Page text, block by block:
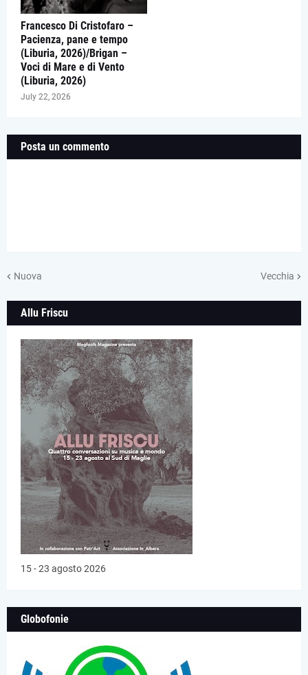
Francesco Di Cristofaro –
Pacienza, pane e tempo
(Liburia, 2026)/Brigan –
Voci di Mare e di Vento
(Liburia, 2026)
July 22, 2026
Posta un commento
Nuova Vecchia
Allu Friscu
15 - 23 agosto 2026
Globofonie